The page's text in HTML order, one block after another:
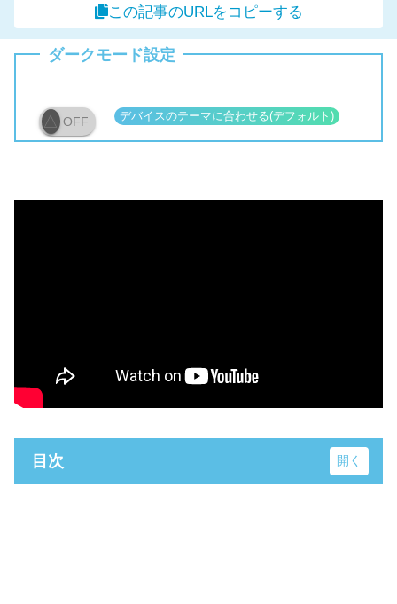
この記事のURLをコピーする
ダークモード設定
OFF
目次